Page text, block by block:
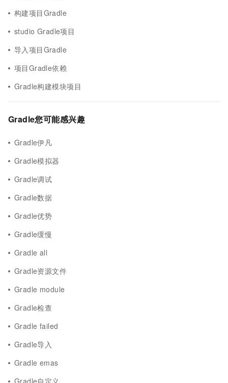
构建项目Gradle
studio Gradle项目
导入项目Gradle
项目Gradle依赖
Gradle构建模块项目
Gradle您可能感兴趣
Gradle伊凡
Gradle模拟器
Gradle调试
Gradle数据
Gradle优势
Gradle缓慢
Gradle all
Gradle资源文件
Gradle module
Gradle检查
Gradle failed
Gradle导入
Gradle emas
Gradle自定义